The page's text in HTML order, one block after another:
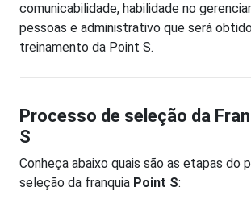
comunicabilidade, habilidade no
pessoas e administrativo que será
treinamento da Point S.
Processo de seleção da
S
Conheça abaixo quais são as etapas do
seleção da franquia Point S: